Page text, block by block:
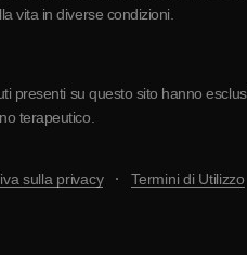
vita in diverse condizioni.
presenti su questo sito hanno
terapeutico.
sulla privacy Termini di Utilizzo